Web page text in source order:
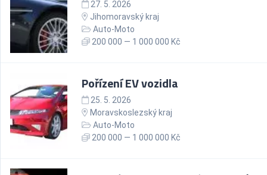
27. 5. 2026
Jihomoravský kraj
Auto-Moto
200 000 — 1 000 000 Kč
Pořízení EV vozidla
25. 5. 2026
Moravskoslezský kraj
Auto-Moto
200 000 — 1 000 000 Kč